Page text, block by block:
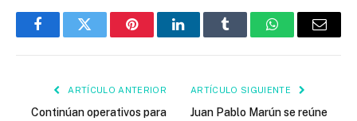
FacebookTwitter PinterestLinkedInTumblr WhatsAppEmail
ARTÍCULO ANTERIOR
Continúan operativos para
ARTÍCULO SIGUIENTE
Juan Pablo Marún se reúne